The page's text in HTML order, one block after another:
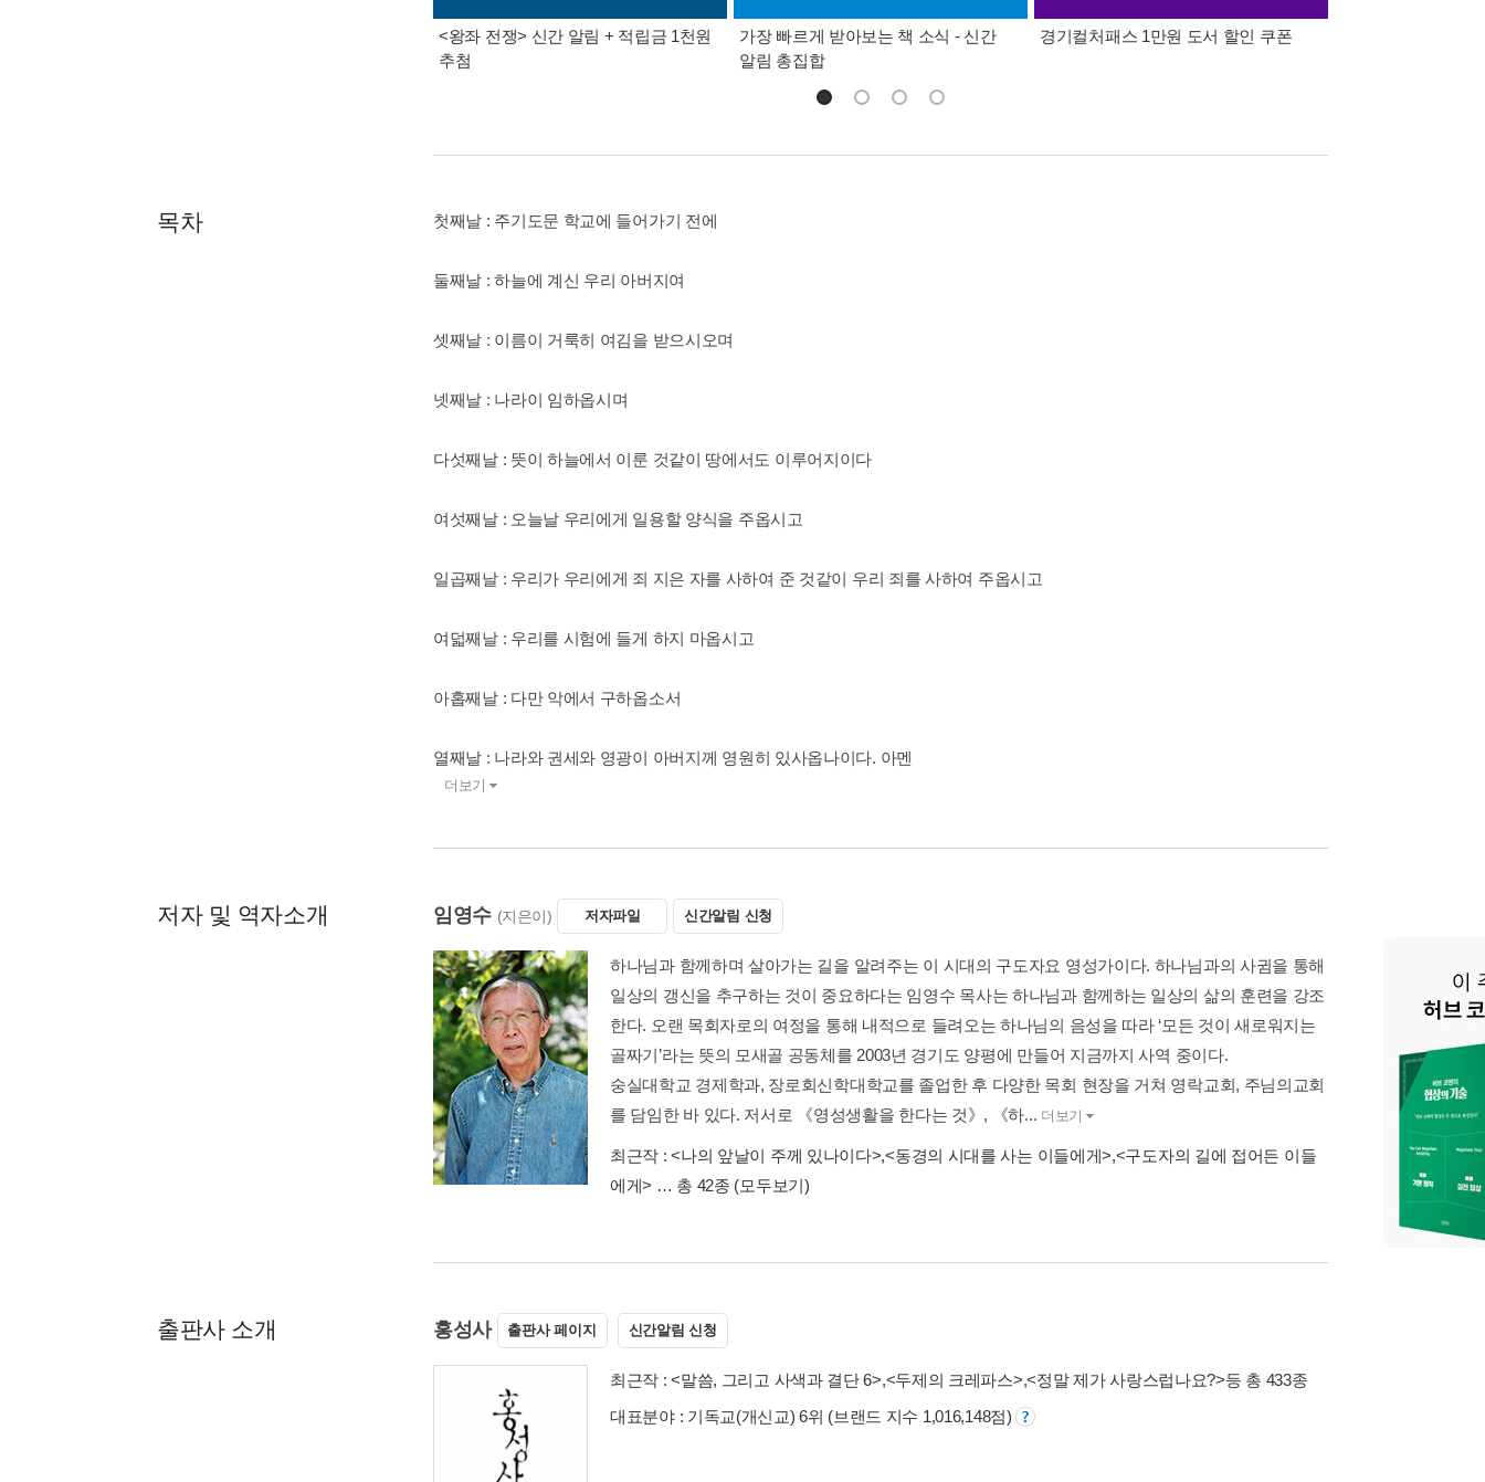
<왕좌 전쟁> 신간 알림 + 적립금 1천원
추첨
가장 빠르게 받아보는 책 소식 - 신간
알림 총집합
경기컬처패스 1만원 도서 할인 쿠폰
목차 첫째날 : 주기도문 학교에 들어가기 전에
둘째날 : 하늘에 계신 우리 아버지여
셋째날 : 이름이 거룩히 여김을 받으시오며
넷째날 : 나라이 임하옵시며
다섯째날 : 뜻이 하늘에서 이룬 것같이 땅에서도 이루어지이다
여섯째날 : 오늘날 우리에게 일용할 양식을 주옵시고
일곱째날 : 우리가 우리에게 죄 지은 자를 사하여 준 것같이 우리 죄를 사하여 주옵시고
여덟째날 : 우리를 시험에 들게 하지 마옵시고
아홉째날 : 다만 악에서 구하옵소서
열째날 : 나라와 권세와 영광이 아버지께 영원히 있사옵나이다. 아멘
더보기
저자 및 역자소개 임영수 (지은이) 저자파일 신간알림 신청
하나님과 함께하며 살아가는 길을 알려주는 이 시대의 구도자요 영성가이다. 하나님과의 사귐을 통해
일상의 갱신을 추구하는 것이 중요하다는 임영수 목사는 하나님과 함께하는 일상의 삶의 훈련을 강조
한다. 오랜 목회자로의 여정을 통해 내적으로 들려오는 하나님의 음성을 따라 ‘모든 것이 새로워지는
골짜기’라는 뜻의 모새골 공동체를 2003년 경기도 양평에 만들어 지금까지 사역 중이다.
숭실대학교 경제학과, 장로회신학대학교를 졸업한 후 다양한 목회 현장을 거쳐 영락교회, 주님의교회
를 담임한 바 있다. 저서로 《영성생활을 한다는 것》, 《하... 더보기
최근작 :<나의 앞날이 주께 있나이다>,<동경의 시대를 사는 이들에게>,<구도자의 길에 접어든 이들
에게> … 총 42종 (모두보기)
출판사 소개 홍성사 출판사 페이지 신간알림 신청
최근작 :<말씀, 그리고 사색과 결단 6>,<두제의 크레파스>,<정말 제가 사랑스럽나요?>등 총 433종
대표분야 : 기독교(개신교) 6위 (브랜드 지수 1,016,148점)